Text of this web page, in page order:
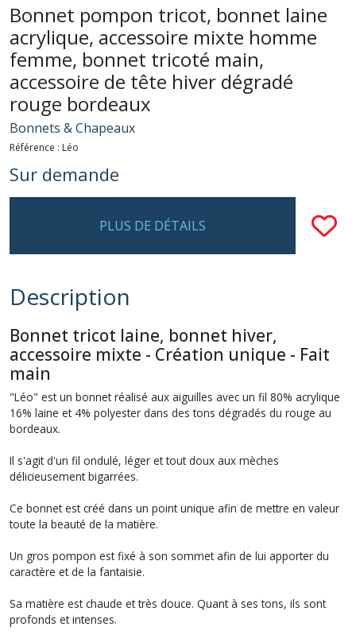
Bonnet pompon tricot, bonnet laine
acrylique, accessoire mixte homme
femme, bonnet tricoté main,
accessoire de tête hiver dégradé
rouge bordeaux
Bonnets & Chapeaux
Référence : Léo
Sur demande
PLUS DE DÉTAILS
Description
Bonnet tricot laine, bonnet hiver,
accessoire mixte - Création unique - Fait
main
"Léo" est un bonnet réalisé aux aiguilles avec un fil 80% acrylique
16% laine et 4% polyester dans des tons dégradés du rouge au
bordeaux.
Il s'agit d'un fil ondulé, léger et tout doux aux mèches
délicieusement bigarrées.
Ce bonnet est créé dans un point unique afin de mettre en valeur
toute la beauté de la matière.
Un gros pompon est fixé à son sommet afin de lui apporter du
caractère et de la fantaisie.
Sa matière est chaude et très douce. Quant à ses tons, ils sont
profonds et intenses.